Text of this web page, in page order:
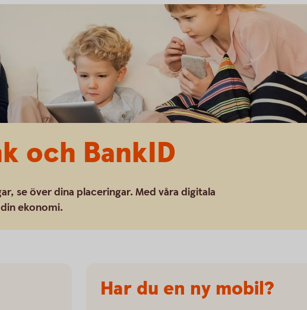
och BankID
se över dina placeringar. Med våra digitala
ekonomi.
Har du en ny mobil?